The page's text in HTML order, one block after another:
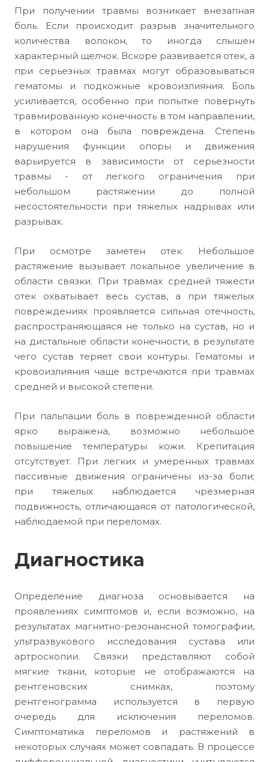
При получении травмы возникает внезапная
боль. Если происходит разрыв значительного
количества волокон, то иногда слышен
характерный щелчок. Вскоре развивается отек, а
при серьезных травмах могут образовываться
гематомы и подкожные кровоизлияния. Боль
усиливается, особенно при попытке повернуть
травмированную конечность в том направлении,
в котором она была повреждена. Степень
нарушения функции опоры и движения
варьируется в зависимости от серьезности
травмы - от легкого ограничения при
небольшом растяжении до полной
несостоятельности при тяжелых надрывах или
разрывах.
При осмотре заметен отек. Небольшое
растяжение вызывает локальное увеличение в
области связки. При травмах средней тяжести
отек охватывает весь сустав, а при тяжелых
повреждениях проявляется сильная отечность,
распространяющаяся не только на сустав, но и
на дистальные области конечности, в результате
чего сустав теряет свои контуры. Гематомы и
кровоизлияния чаще встречаются при травмах
средней и высокой степени.
При пальпации боль в поврежденной области
ярко выражена, возможно небольшое
повышение температуры кожи. Крепитация
отсутствует. При легких и умеренных травмах
пассивные движения ограничены из-за боли;
при тяжелых наблюдается чрезмерная
подвижность, отличающаяся от патологической,
наблюдаемой при переломах.
Диагностика
Определение диагноза основывается на
проявлениях симптомов и, если возможно, на
результатах магнитно-резонансной томографии,
ультразвукового исследования сустава или
артроскопии. Связки представляют собой
мягкие ткани, которые не отображаются на
рентгеновских снимках, поэтому
рентгенограмма используется в первую
очередь для исключения переломов.
Симптоматика переломов и растяжений в
некоторых случаях может совпадать. В процессе